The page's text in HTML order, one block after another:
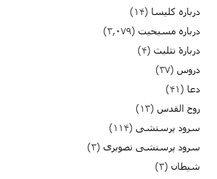
درباره کلیسا (۱۴)
درباره مسیحیت (۳,۰۷۹)
دربارۀ تثلیث (۴)
دروس (۳۷)
دعا (۴۱)
روح القدس (۱۳)
سرود پرستشی (۱۱۴)
سرود پرستشی تصویری (۳)
شیطان (۳)